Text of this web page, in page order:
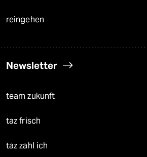
reingehen
Newsletter
team zukunft
taz frisch
taz zahl ich